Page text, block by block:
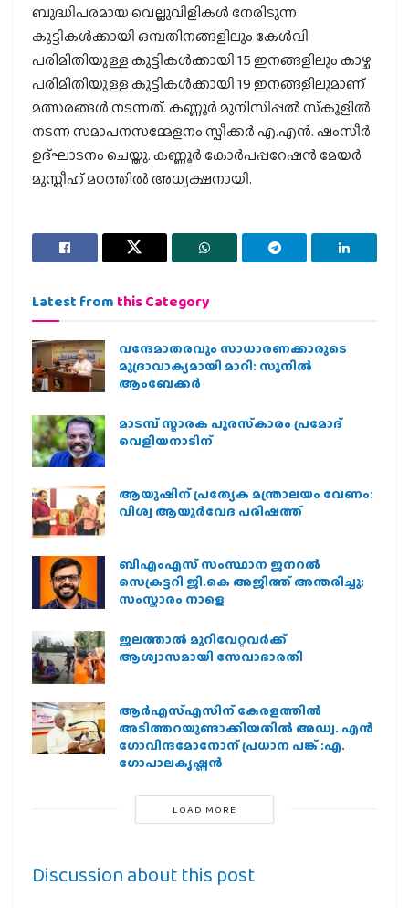
ബുദ്ധിപരമായ വെല്ലുവിളികള്‍ നേരിടുന്ന
കുട്ടികള്‍ക്കായി ഒമ്പതിനങ്ങളിലും കേള്‍വി
പരിമിതിയുള്ള കുട്ടികള്‍ക്കായി 15 ഇനങ്ങളിലും കാഴ്ച
പരിമിതിയുള്ള കുട്ടികള്‍ക്കായി 19 ഇനങ്ങളിലുമാണ്
മത്സരങ്ങള്‍ നടന്നത്. കണ്ണൂര്‍ മുനിസിപ്പല്‍ സ്‌കൂളില്‍
നടന്ന സമാപനസമ്മേളനം സ്പീക്കര്‍ എ.എന്‍. ഷംസീര്‍
ഉദ്ഘാടനം ചെയ്തു. കണ്ണൂര്‍ കോര്‍പപ്പറേഷന്‍ മേയര്‍
മുസ്ലീഹ് മഠത്തില്‍ അധ്യക്ഷനായി.
Latest from this Category
വന്ദേമാതരവും സാധാരണക്കാരുടെ
മുദ്രാവാക്യമായി മാറി: സുനിൽ
ആംബേക്കർ
മാടമ്പ് സ്മാരക പുരസ്‌കാരം പ്രമോദ്
വെളിയനാടിന്
ആയുഷിന് പ്രത്യേക മന്ത്രാലയം വേണം:
വിശ്വ ആയുര്‍വേദ പരിഷത്ത്
ബിഎംഎസ് സംസ്ഥാന ജനറൽ
സെക്രട്ടറി ജി.കെ അജിത്ത് അന്തരിച്ചു;
സംസ്കാരം നാളെ
ജലത്താല്‍ മുറിവേറ്റവര്‍ക്ക്
ആശ്വാസമായി സേവാഭാരതി
ആര്‍എസ്എസിന് കേരളത്തില്‍
അടിത്തറയുണ്ടാക്കിയതില്‍ അഡ്വ. എന്‍
ഗോവിന്ദമോനോന് പ്രധാന പങ്ക് :എ.
ഗോപാലകൃഷ്ണന്‍
LOAD MORE
Discussion about this post